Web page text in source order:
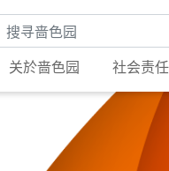
寻关键字
关於啬色园
社会责任